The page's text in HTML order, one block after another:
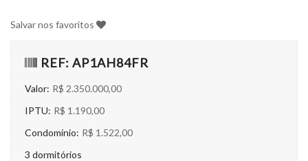
Salvar nos favoritos
REF: AP1AH84FR
Valor: R$ 2.350.000,00
IPTU: R$ 1.190,00
Condomínio: R$ 1.522,00
3 dormitórios